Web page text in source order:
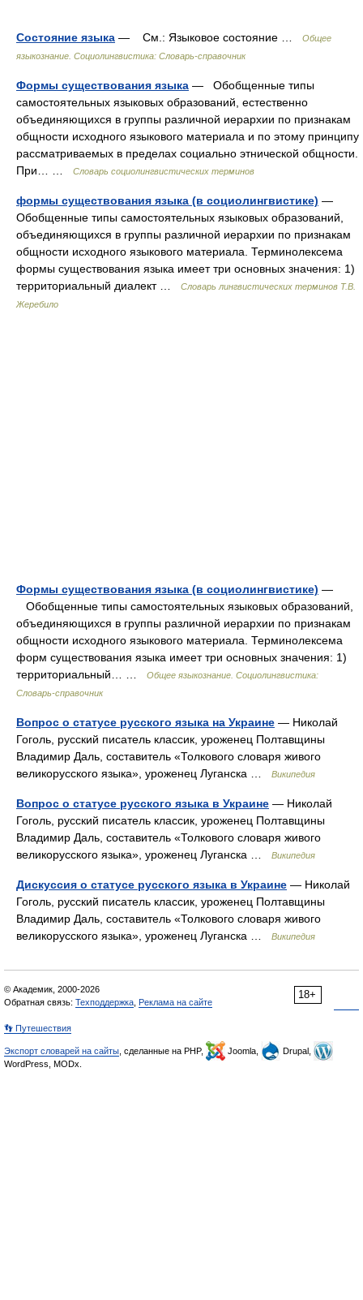
Состояние языка — См.: Языковое состояние …
Общее
языкознание. Социолингвистика: Словарь-справочник
Формы существования языка — Обобщенные типы
самостоятельных языковых образований, естественно
объединяющихся в группы различной иерархии по признакам
общности исходного языкового материала и по этому принципу
рассматриваемых в пределах социально этнической общности.
При… …
Словарь социолингвистических терминов
формы существования языка (в социолингвистике) —
Обобщенные типы самостоятельных языковых образований,
объединяющихся в группы различной иерархии по признакам
общности исходного языкового материала. Терминолексема
формы существования языка имеет три основных значения: 1)
территориальный диалект …
Словарь лингвистических терминов Т.В.
Жеребило
Формы существования языка (в социолингвистике) —
Обобщенные типы самостоятельных языковых образований,
объединяющихся в группы различной иерархии по признакам
общности исходного языкового материала. Терминолексема
форм существования языка имеет три основных значения: 1)
территориальный… …
Общее языкознание. Социолингвистика:
Словарь-справочник
Вопрос о статусе русского языка на Украине — Николай
Гоголь, русский писатель классик, уроженец Полтавщины
Владимир Даль, составитель «Толкового словаря живого
великорусского языка», уроженец Луганска …
Википедия
Вопрос о статусе русского языка в Украине — Николай
Гоголь, русский писатель классик, уроженец Полтавщины
Владимир Даль, составитель «Толкового словаря живого
великорусского языка», уроженец Луганска …
Википедия
Дискуссия о статусе русского языка в Украине — Николай
Гоголь, русский писатель классик, уроженец Полтавщины
Владимир Даль, составитель «Толкового словаря живого
великорусского языка», уроженец Луганска …
Википедия
18+
© Академик, 2000-2026
Обратная связь: Техподдержка Реклама на сайте
👣 Путешествия
Экспорт словарей на сайты , сделанные на PHP, Joomla,
Drupal,
WordPress, MODx.